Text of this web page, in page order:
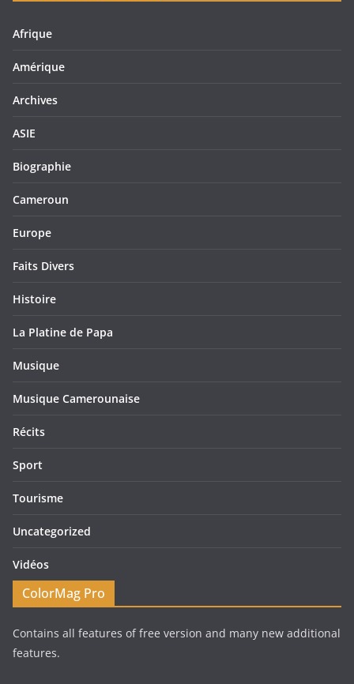
Afrique
Amérique
Archives
ASIE
Biographie
Cameroun
Europe
Faits Divers
Histoire
La Platine de Papa
Musique
Musique Camerounaise
Récits
Sport
Tourisme
Uncategorized
Vidéos
ColorMag Pro
Contains all features of free version and many new additional
features.